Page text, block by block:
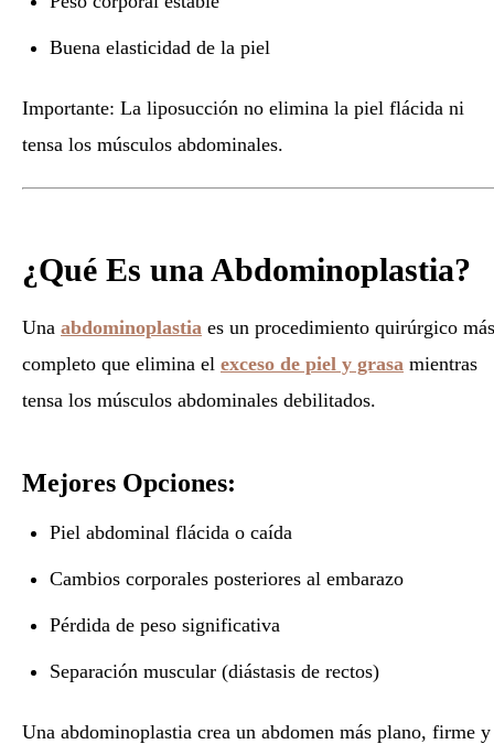
Buena elasticidad de la piel
Importante: La liposucción no elimina la piel flácida ni
tensa los músculos abdominales.
¿Qué Es una Abdominoplastia?
Una abdominoplastia es un procedimiento quirúrgico más
completo que elimina el exceso de piel y grasa mientras
tensa los músculos abdominales debilitados.
Mejores Opciones:
Piel abdominal flácida o caída
Cambios corporales posteriores al embarazo
Pérdida de peso significativa
Separación muscular (diástasis de rectos)
Una abdominoplastia crea un abdomen más plano, firme y